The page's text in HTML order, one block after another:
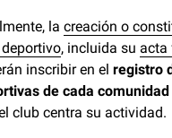
lacreación o
, incluida su acta
inscribir en elregistro
de cada
club centra su actividad.